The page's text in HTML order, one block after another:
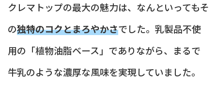
クレマトップの最大の魅力は、なんといってもそ
の独特のコクとまろやかさでした。乳製品不使
用の「植物油脂ベース」でありながら、まるで
牛乳のような濃厚な風味を実現していました。